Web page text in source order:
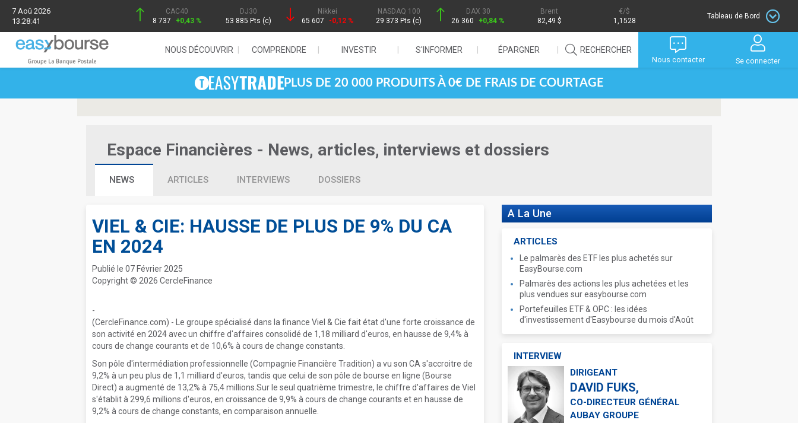
7 Aoû 2026
13:28:41
CAC40
8 737
+0,43 %
DJ30
53 885 Pts (c)
Nikkei
65 607
-0,12 %
NASDAQ 100
29 373 Pts (c)
DAX 30
26 360
+0,84 %
Brent
82,49 $
/$
1,1528
Tableau de Bord
NOUS DÉCOUVRIR COMPRENDRE INVESTIR S'INFORMER ÉPARGNER RECHERCHER
Nous contacter Se connecter
PLUS DE 20 000 PRODUITS À 0€ DE FRAIS DE COURTAGE
Espace Financières - News, articles, interviews et dossiers
NEWS ARTICLES INTERVIEWS DOSSIERS
VIEL & CIE: HAUSSE DE PLUS DE 9% DU CA
EN 2024
Publié le 07 Février 2025
Copyright © 2026 CercleFinance
-
(CercleFinance.com) - Le groupe spécialisé dans la finance Viel & Cie fait état d'une forte croissance de
son activité en 2024 avec un chiffre d'affaires consolidé de 1,18 milliard d'euros, en hausse de 9,4% à
cours de change courants et de 10,6% à cours de change constants.
Son pôle d'intermédiation professionnelle (Compagnie Financière Tradition) a vu son CA s'accroitre de
9,2% à un peu plus de 1,1 milliard d'euros, tandis que celui de son pôle de bourse en ligne (Bourse
Direct) a augmenté de 13,2% à 75,4 millions.Sur le seul quatrième trimestre, le chiffre d'affaires de Viel
s'établit à 299,6 millions d'euros, en croissance de 9,9% à cours de change courants et en hausse de
9,2% à cours de change constants, en comparaison annuelle.
A La Une
ARTICLES
Le palmarès des ETF les plus achetés sur
EasyBourse.com
Palmarès des actions les plus achetées et les
plus vendues sur easybourse.com
Portefeuilles ETF & OPC : les idées
d'investissement d'Easybourse du mois d'Août
INTERVIEW
DIRIGEANT
DAVID FUKS,
CO-DIRECTEUR GÉNÉRAL
AUBAY GROUPE